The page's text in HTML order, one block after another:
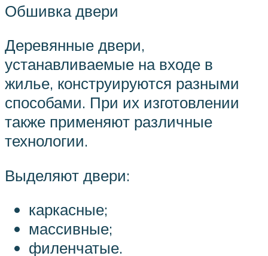
Обшивка двери
Деревянные двери,
устанавливаемые на входе в
жилье, конструируются разными
способами. При их изготовлении
также применяют различные
технологии.
Выделяют двери:
каркасные;
массивные;
филенчатые.